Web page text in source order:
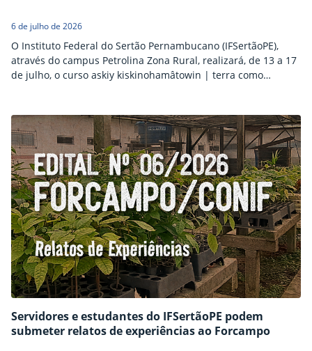
6 de julho de 2026
O Instituto Federal do Sertão Pernambucano (IFSertãoPE),
através do campus Petrolina Zona Rural, realizará, de 13 a 17
de julho, o curso askiy kiskinohamâtowin | terra como
atividades ocorrerão no campus Petrolina. O curso será
ministrado pela Dra. Asfia Gulrukh Kamal, da University
College of…
Servidores e estudantes do IFSertãoPE podem
submeter relatos de experiências ao Forcampo